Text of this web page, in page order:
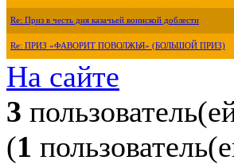
Re: Приз в честь дня казачьей воинской доблести
Re: ПРИЗ «ФАВОРИТ ПОВОЛЖЬЯ» (БОЛЬШОЙ ПРИЗ)
На сайте
3
(1